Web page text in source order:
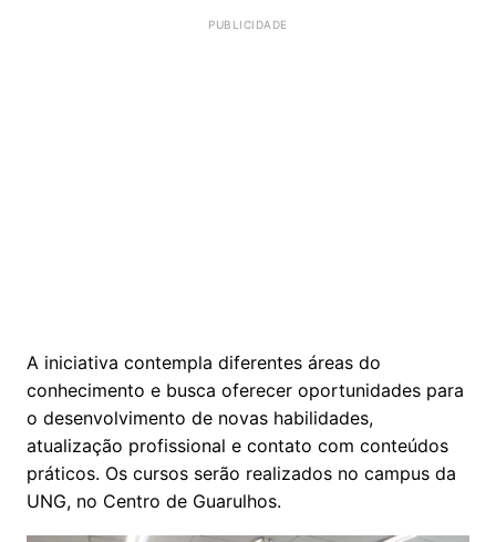
A iniciativa contempla diferentes áreas do
conhecimento e busca oferecer oportunidades para
o desenvolvimento de novas habilidades,
atualização profissional e contato com conteúdos
práticos. Os cursos serão realizados no campus da
UNG, no Centro de Guarulhos.